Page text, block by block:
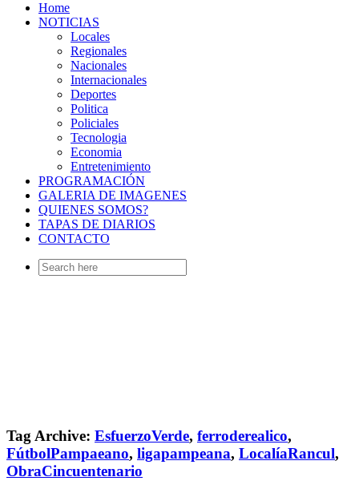
Home
NOTICIAS
Locales
Regionales
Nacionales
Internacionales
Deportes
Politica
Policiales
Tecnologia
Economia
Entretenimiento
PROGRAMACIÓN
GALERIA DE IMAGENES
QUIENES SOMOS?
TAPAS DE DIARIOS
CONTACTO
Search
for:
Tag Archive: EsfuerzoVerde, ferroderealico,
FútbolPampaeano, ligapampeana, LocalíaRancul,
ObraCincuentenario